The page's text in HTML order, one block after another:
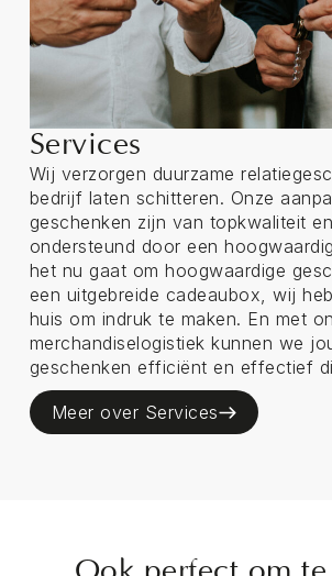
Services
Wij verzorgen duurzame
bedrijf laten schitteren. Onze
geschenken zijn van topkwaliteit
ondersteund door een
het nu gaat om hoogwaardige
een uitgebreide cadeaubox, wij
huis om indruk te maken. En met
merchandiselogistiek kunnen we
geschenken efficiënt en effectief
Meer over Services